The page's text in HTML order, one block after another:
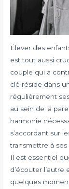
Élever des
est tout aussi
couple qui a
clé réside dans
régulièrement
au sein de la
harmonie
s’accordant sur
transmettre à ses
Il est essentiel
d’écouter
quelques